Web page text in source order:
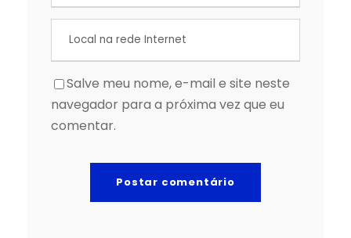
Salve meu nome, e-mail e site neste
navegador para a próxima vez que eu
comentar.